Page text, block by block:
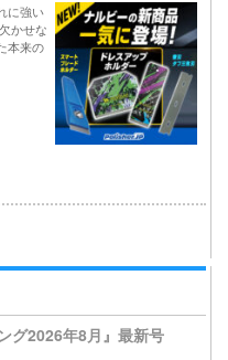
に強い
かせな
本来の
グ2026年8月』最新号